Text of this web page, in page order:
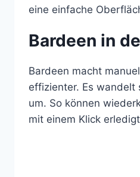
eine einfache
Bardeen in
Bardeen macht
effizienter. Es wandelt
um. So können
mit einem Klick